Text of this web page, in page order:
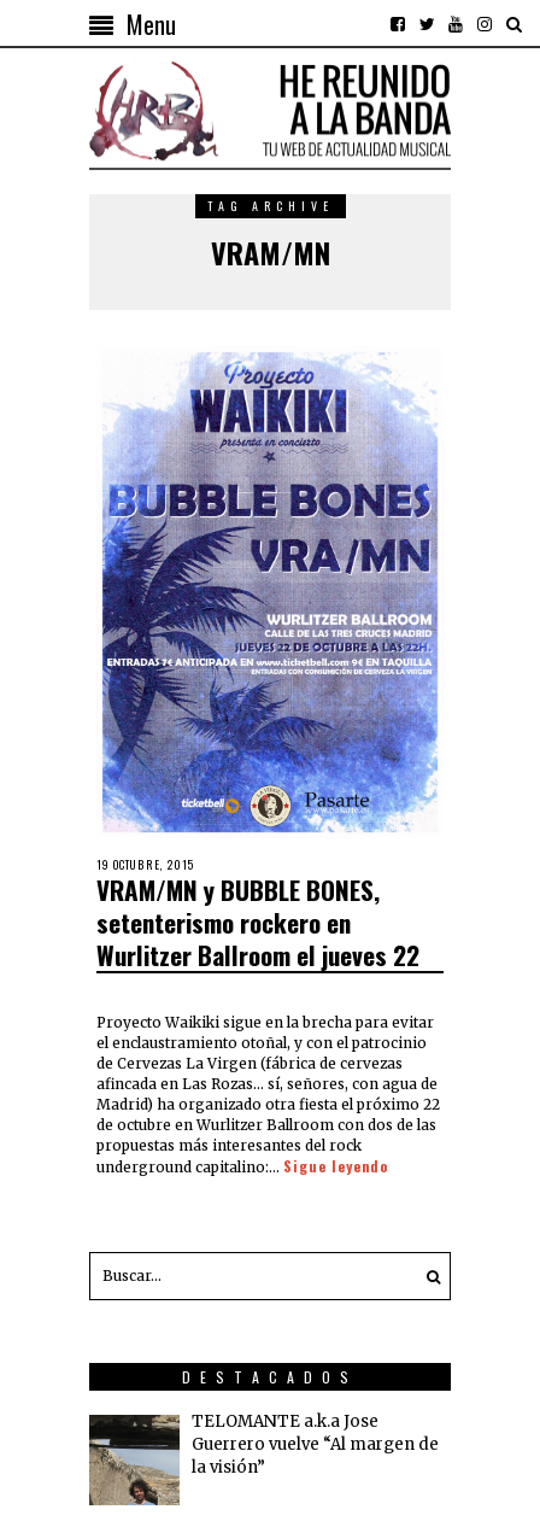
Menu
TAG ARCHIVE
VRAM/MN
19 OCTUBRE, 2015
VRAM/MN y BUBBLE BONES,
setenterismo rockero en
Wurlitzer Ballroom el jueves 22
Proyecto Waikiki sigue en la brecha para evitar
el enclaustramiento otoñal, y con el patrocinio
de Cervezas La Virgen (fábrica de cervezas
afincada en Las Rozas… sí, señores, con agua de
Madrid) ha organizado otra fiesta el próximo 22
de octubre en Wurlitzer Ballroom con dos de las
propuestas más interesantes del rock
underground capitalino:… Sigue leyendo
DESTACADOS
TELOMANTE a.k.a Jose
Guerrero vuelve “Al margen de
la visión”